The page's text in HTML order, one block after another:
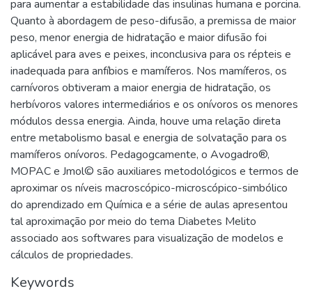
para aumentar a estabilidade das insulinas humana e porcina.
Quanto à abordagem de peso-difusão, a premissa de maior
peso, menor energia de hidratação e maior difusão foi
aplicável para aves e peixes, inconclusiva para os répteis e
inadequada para anfíbios e mamíferos. Nos mamíferos, os
carnívoros obtiveram a maior energia de hidratação, os
herbívoros valores intermediários e os onívoros os menores
módulos dessa energia. Ainda, houve uma relação direta
entre metabolismo basal e energia de solvatação para os
mamíferos onívoros. Pedagogcamente, o Avogadro®,
MOPAC e Jmol© são auxiliares metodológicos e termos de
aproximar os níveis macroscópico-microscópico-simbólico
do aprendizado em Química e a série de aulas apresentou
tal aproximação por meio do tema Diabetes Melito
associado aos softwares para visualização de modelos e
cálculos de propriedades.
Keywords